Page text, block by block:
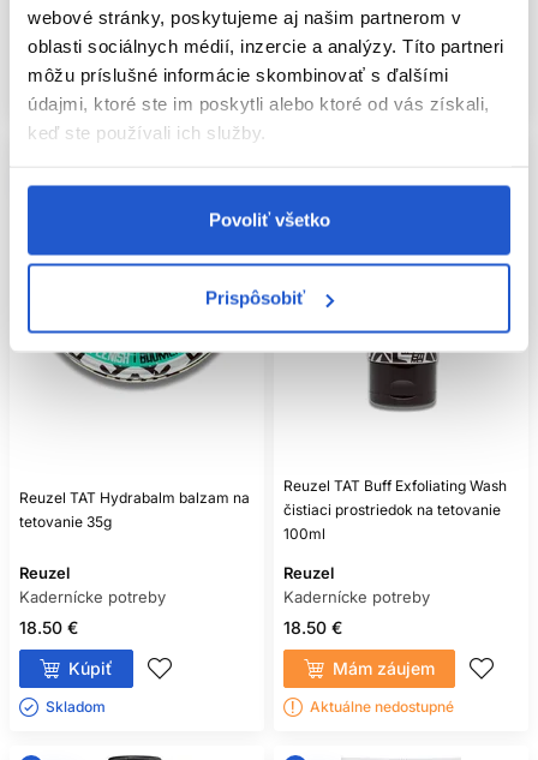
webové stránky, poskytujeme aj našim partnerom v
oblasti sociálnych médií, inzercie a analýzy. Títo partneri
môžu príslušné informácie skombinovať s ďalšími
údajmi, ktoré ste im poskytli alebo ktoré od vás získali,
keď ste používali ich služby.
Povoliť všetko
Prispôsobiť
10.60 €
Mám záujem
Aktuálne nedostupné
14.20 €
Mám záujem
Reuzel TAT Hydrabalm balzam na
tetovanie 35g
Reuzel
Kadernícke potreby
18.50 €
Kúpiť
Skladom ㅤ
Reuzel TAT Buff Exfoliating Wash
čistiaci prostriedok na tetovanie
100ml
Reuzel
Kadernícke potreby
18.50 €
Mám záujem
Aktuálne nedostupné